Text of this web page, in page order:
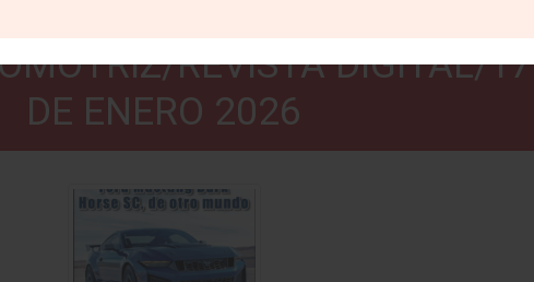
REVISTA DIGITAL/17
DE ENERO 2026